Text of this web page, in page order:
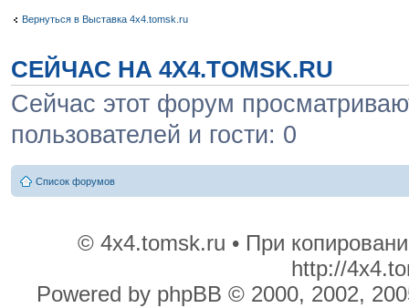
Вернуться в Выставка 4x4.tomsk.ru
СЕЙЧАС НА 4X4.TOMSK.RU
Сейчас этот форум
пользователей и гости: 0
Список форумов
© 4x4.tomsk.ru • При
http://
Powered by phpBB © 2000, 2002,